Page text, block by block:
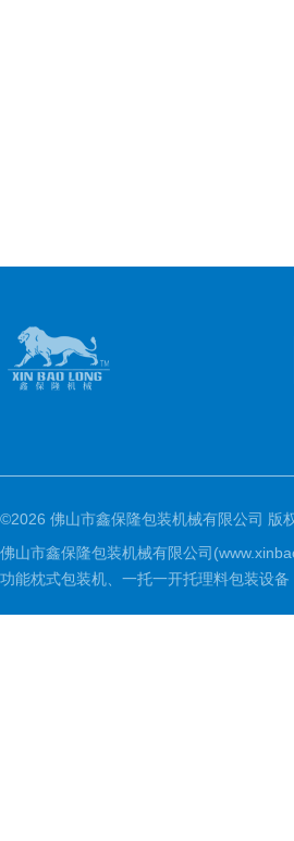
©2026 佛山市鑫保隆包装机械有限公司 版
佛山市鑫保隆包装机械有限公司
功能枕式包装机、一托一开托理料包装设